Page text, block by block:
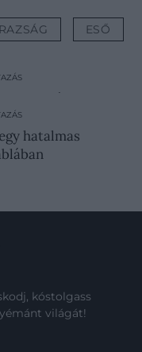
ESŐ
iskolába: 5
hatalmas
kóstolgass
világát!